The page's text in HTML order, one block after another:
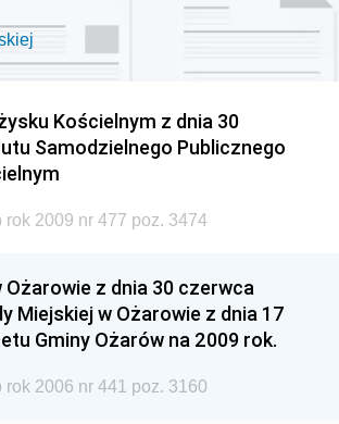
Kościelnym z dnia 30
Samodzielnego Publicznego
2009 nr 477 poz. 3474
Ożarowie z dnia 30 czerwca
Miejskiej w Ożarowie z dnia 17
Gminy Ożarów na 2009 rok.
2006 nr 441 poz. 3160